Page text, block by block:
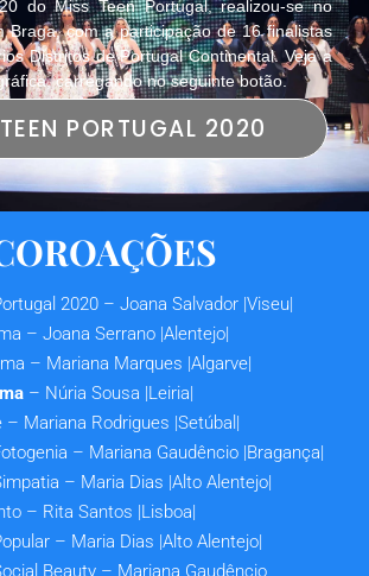
do Miss Teen Portugal, realizou-se no
Braga, com a participação de 16 finalistas
Distritos de Portugal Continental. Veja a
carregando no seguinte botão.
PORTUGAL 2020
2020 – Joana Salvador |Viseu|
– Joana Serrano |Alentejo|
– Mariana Marques |Algarve|
– Núria Sousa |Leiria|
– Mariana Rodrigues |Setúbal|
– Mariana Gaudêncio |Bragança|
– Maria Dias |Alto Alentejo|
– Rita Santos |Lisboa|
– Maria Dias |Alto Alentejo|
Beauty – Mariana Gaudêncio